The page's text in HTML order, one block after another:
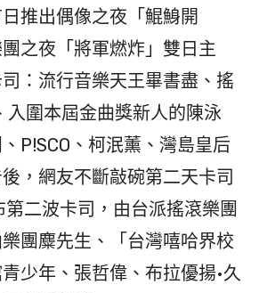
推出偶像之夜「鯤鯓開
之夜「將軍燃炸」雙日主
：流行音樂天王畢書盡、搖
入圍本屆金曲獎新人的陳泳
P!SCO、柯泯薰、灣島皇后
，網友不斷敲碗第二天卡司
二波卡司，由台派搖滾樂團
團麋先生、「台灣嘻哈界校
少年、張哲偉、布拉優揚•久